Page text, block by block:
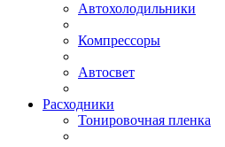
Автохолодильники
Компрессоры
Автосвет
Расходники
Тонировочная пленка